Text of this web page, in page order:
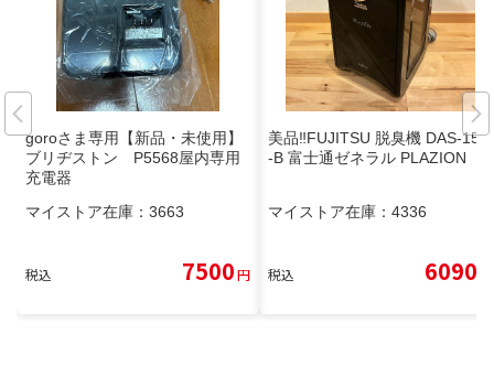
goroさま専用【新品・未使用】
ブリヂストン P5568屋内専用
充電器
マイストア在庫： 3663
税込 7500円
美品‼️FUJITSU 脱臭機 DAS-15K
-B 富士通ゼネラル PLAZION
マイストア在庫： 4336
税込 6090